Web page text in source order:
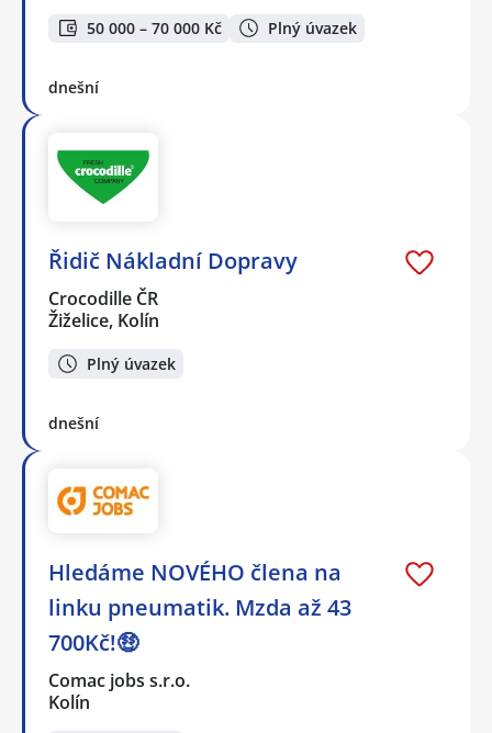
50 000 – 70 000 Kč Plný úvazek
dnešní
Řidič Nákladní Dopravy
Crocodille ČR
Žiželice, Kolín
Plný úvazek
dnešní
Hledáme NOVÉHO člena na
linku pneumatik. Mzda až 43
700Kč!🤑
Comac jobs s.r.o.
Kolín